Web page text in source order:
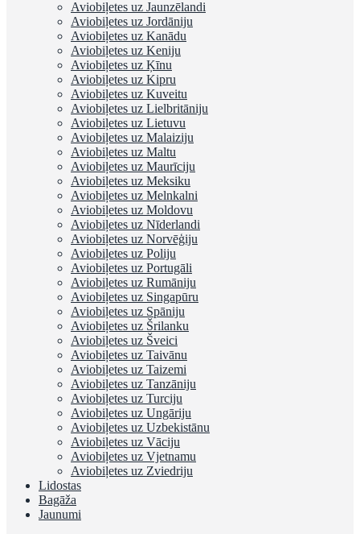
Aviobiļetes uz Jaunzēlandi
Aviobiļetes uz Jordāniju
Aviobiļetes uz Kanādu
Aviobiļetes uz Keniju
Aviobiļetes uz Ķīnu
Aviobiļetes uz Kipru
Aviobiļetes uz Kuveitu
Aviobiļetes uz Lielbritāniju
Aviobiļetes uz Lietuvu
Aviobiļetes uz Malaiziju
Aviobiļetes uz Maltu
Aviobiļetes uz Maurīciju
Aviobiļetes uz Meksiku
Aviobiļetes uz Melnkalni
Aviobiļetes uz Moldovu
Aviobiļetes uz Nīderlandi
Aviobiļetes uz Norvēģiju
Aviobiļetes uz Poliju
Aviobiļetes uz Portugāli
Aviobiļetes uz Rumāniju
Aviobiļetes uz Singapūru
Aviobiļetes uz Spāniju
Aviobiļetes uz Šrilanku
Aviobiļetes uz Šveici
Aviobiļetes uz Taivānu
Aviobiļetes uz Taizemi
Aviobiļetes uz Tanzāniju
Aviobiļetes uz Turciju
Aviobiļetes uz Ungāriju
Aviobiļetes uz Uzbekistānu
Aviobiļetes uz Vāciju
Aviobiļetes uz Vjetnamu
Aviobiļetes uz Zviedriju
Lidostas
Bagāža
Jaunumi